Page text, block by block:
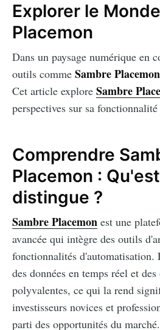
Explorer le
Placemon
Dans un paysage numérique en
outils comme Sambre Placemon
Cet article explore Sambre
perspectives sur sa fonctionnalité
Comprendre
Placemon :
distingue ?
Sambre Placemon est une
avancée qui intègre des outils
fonctionnalités
des données en temps réel et
polyvalentes, ce qui la rend
investisseurs novices et
parti des opportunités du marché.